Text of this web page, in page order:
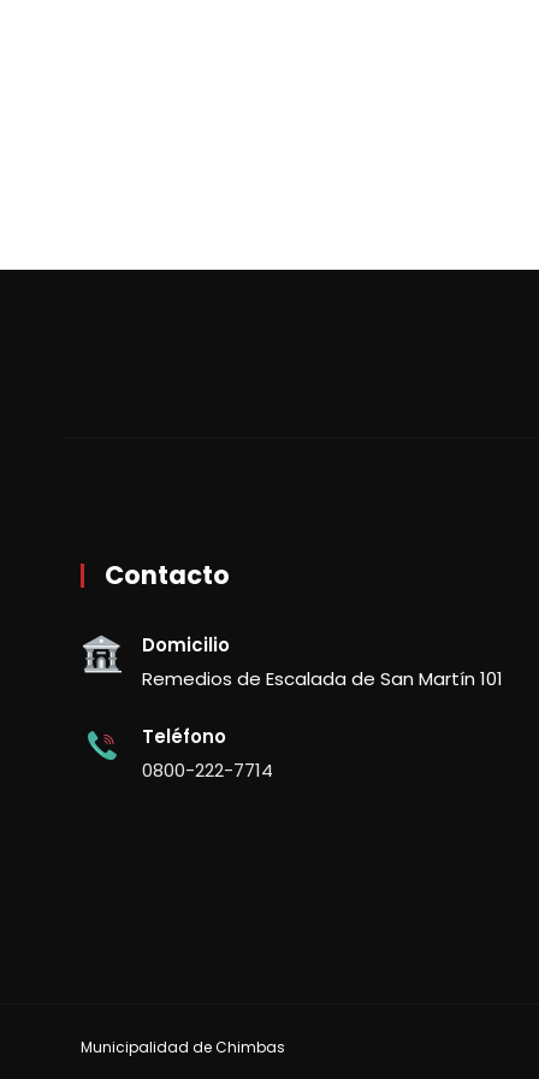
Contacto
Domicilio
Remedios de Escalada de San Martín 101
Teléfono
0800-222-7714
Municipalidad de Chimbas